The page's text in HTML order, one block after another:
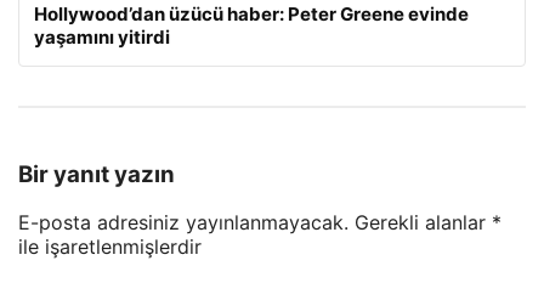
Hollywood’dan üzücü haber: Peter Greene evinde
yaşamını yitirdi
Bir yanıt yazın
E-posta adresiniz yayınlanmayacak. Gerekli alanlar *
ile işaretlenmişlerdir